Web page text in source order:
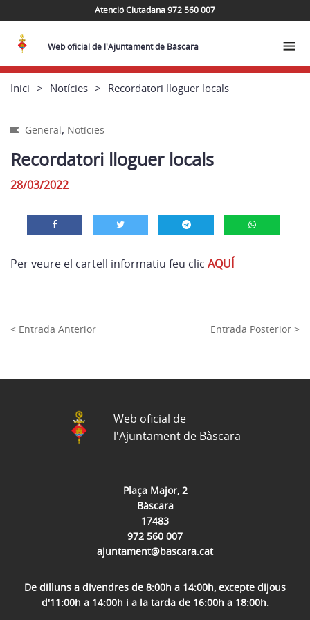
Atenció Ciutadana 972 560 007
Web oficial de l'Ajuntament de Bàscara
Inici Notícies Recordatori lloguer locals
General, Notícies
Recordatori lloguer locals
28/03/2022
Per veure el cartell informatiu feu clic AQUÍ
< Entrada Anterior Entrada Posterior >
Plaça Major, 2
Bàscara
17483
972 560 007
ajuntament@bascara.cat
De dilluns a divendres de 8:00h a 14:00h, excepte dijous
d'11:00h a 14:00h i a la tarda de 16:00h a 18:00h.
Web oficial de
l'Ajuntament de Bàscara